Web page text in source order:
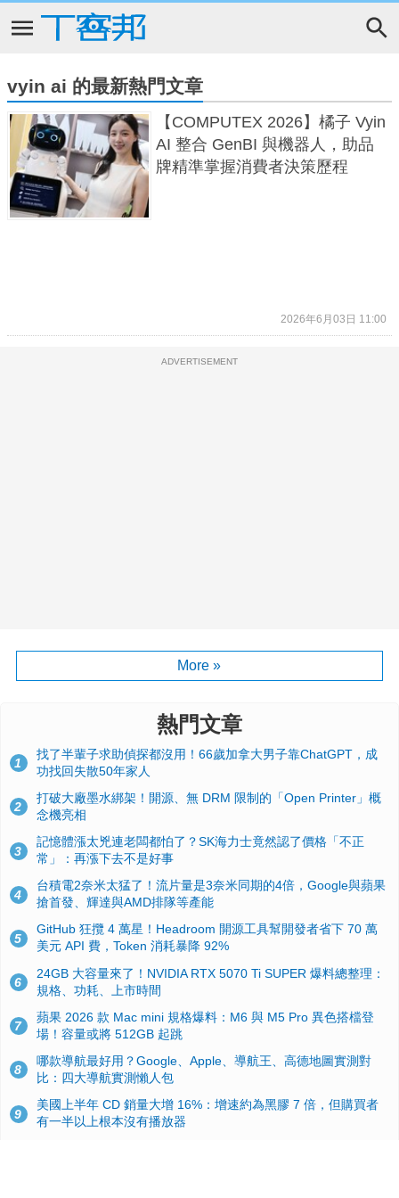
vyin ai 的最新熱門文章
【COMPUTEX 2026】橘子 Vyin
AI 整合 GenBI 與機器人，助品
牌精準掌握消費者決策歷程
2026年6月03日 11:00
ADVERTISEMENT
More »
熱門文章
1
找了半輩子求助偵探都沒用！66歲加拿大男子靠ChatGPT，成
功找回失散50年家人
2
打破大廠墨水綁架！開源、無 DRM 限制的「Open Printer」概
念機亮相
3
記憶體漲太兇連老闆都怕了？SK海力士竟然認了價格「不正
常」：再漲下去不是好事
4
台積電2奈米太猛了！流片量是3奈米同期的4倍，Google與蘋果
搶首發、輝達與AMD排隊等產能
5
GitHub 狂攬 4 萬星！Headroom 開源工具幫開發者省下 70 萬
美元 API 費，Token 消耗暴降 92%
6
24GB 大容量來了！NVIDIA RTX 5070 Ti SUPER 爆料總整理：
規格、功耗、上市時間
7
蘋果 2026 款 Mac mini 規格爆料：M6 與 M5 Pro 異色搭檔登
場！容量或將 512GB 起跳
8
哪款導航最好用？Google、Apple、導航王、高德地圖實測對
比：四大導航實測懶人包
9
美國上半年 CD 銷量大增 16%：增速約為黑膠 7 倍，但購買者
有一半以上根本沒有播放器